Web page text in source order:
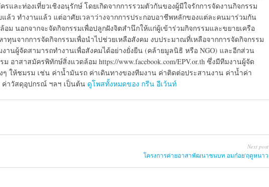
และท่องเที่ยวเชิงอนุรักษ์ โดยเกิดจากการรวมตัวกันของผู้มีใจรักการจัดงานกิจกรรม
ล้ว ทำงานแล้ว แต่อาศัยเวลาว่างจากการประกอบอาชีพหลักของแต่ละคนมาร่วมกัน
ม นอกจากจะจัดกิจกรรมเพื่อปลูกฝังจิตสำนึกให้แก่ผู้เข้าร่วมกิจกรรมและขยายเครือ
นจากการจัดกิจกรรมเพื่อนำไปช่วยเหลือสังคม งบประมาณที่เหลือจากการจัดกิจกรรม
านผู้จัดสามารถทำงานเพื่อสังคมได้อย่างยั่งยืน (คล้ายมูลนิธิ หรือ NGO) และอีกส่วน
าสาสมัครพิทักษ์สิ่งแวดล้อม https://www.facebook.com/EPV.or.th ซึ่งมีทีมงานผู้จัด
ๆ ให้ชมรม เช่น ค่าน้ำมันรถ ค่าเดินทางของทีมงาน ค่าติดต่อประสานงาน ค่าน้ำค่า
ค่าวัสดุอุปกรณ์ ฯลฯ เป็นต้น ดูโพสทั้งหมดของ กรีน อีเว้นท์
Next post
โครงการค่ายอาสาพัฒนา​ชนบท​ อมก๋อย​'ฤดูหนาว